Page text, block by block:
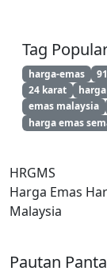
Tag
harga-emas
24 karat
emas malaysia
harga emas
HRGMS
Harga Emas
Malaysia
Pautan